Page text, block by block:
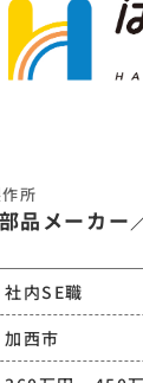
所
品メーカ
社内SE職
加西市